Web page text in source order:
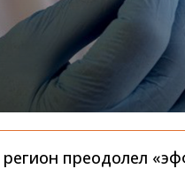
преодолел